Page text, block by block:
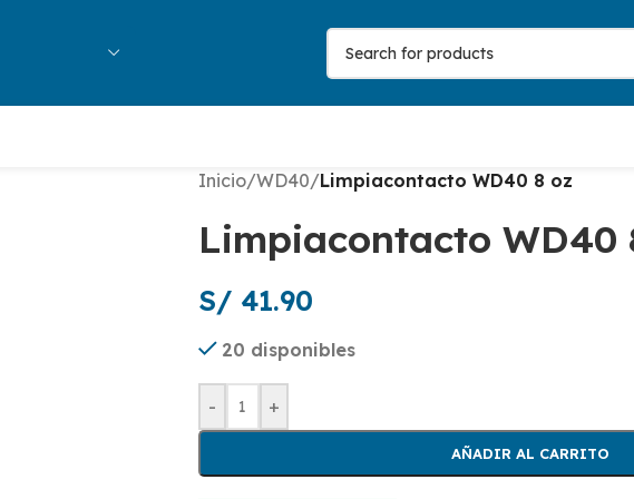
Inicio/WD40/Limpiacontacto WD40 8 oz
Limpiacontacto WD40
S/41.90
20 disponibles
- +
AÑADIR AL CARRITO